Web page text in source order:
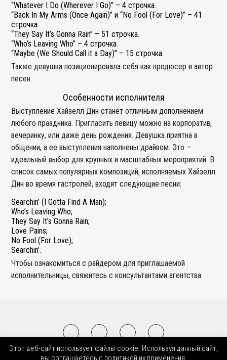
“Whatever I Do (Wherever I Go)” – 4 строчка.
“Back In My Arms (Once Again)” и “No Fool (For Love)” – 41
строчка.
“They Say It’s Gonna Rain” – 51 строчка.
“Who’s Leaving Who” – 4 строчка.
“Maybe (We Should Call it a Day)” – 15 строчка.
Также девушка позиционировала себя как продюсер и автор
песен.
Особенности исполнителя
Выступление Хайзелл Дин станет отличным дополнением
любого праздника. Пригласить певицу можно на корпоратив,
вечеринку, или даже день рождения. Девушка приятна в
общении, а ее выступления наполнены драйвом. Это –
идеальный выбор для крупных и масштабных мероприятий. В
список самых популярных композиций, исполняемых Хайзелл
Дин во время гастролей, входят следующие песни:
Searchin’ (I Gotta Find A Man);
Who’s Leaving Who;
They Say It’s Gonna Rain;
Love Pains;
No Fool (For Love);
Searchin’.
Чтобы ознакомиться с райдером для приглашаемой
исполнительницы, свяжитесь с консультантами агентства.
2008-2026 © BnMusic All Right Reserved
Этот веб-сайт использует файлы cookie. Используя данный сайт,
вы соглашаетесь с политикой их применения.